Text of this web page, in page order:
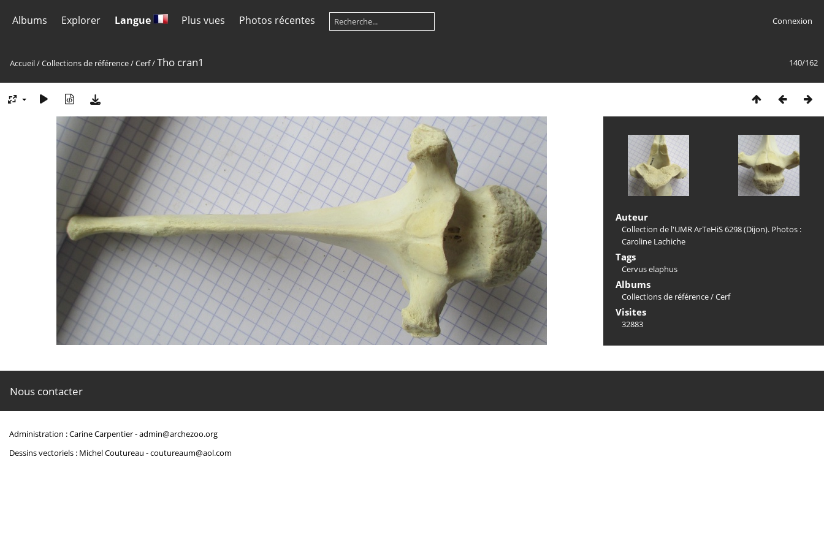
Albums Explorer Langue Plus vues Photos récentes Connexion
140/162
Accueil/Collections de référence/Cerf/Tho cran1
Auteur
Collection de l'UMR ArTeHiS 6298 (Dijon). Photos :
Caroline Lachiche
Tags
Cervus elaphus
Albums
Collections de référence/Cerf
Visites
32883
Nous contacter
Administration : Carine Carpentier -admin@archezoo.org
Dessins vectoriels : Michel Coutureau -coutureaum@aol.com